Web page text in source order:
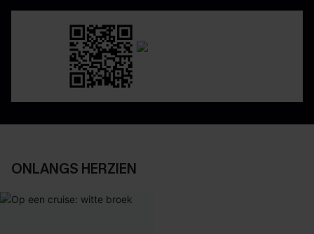
ONLANGS HERZIEN